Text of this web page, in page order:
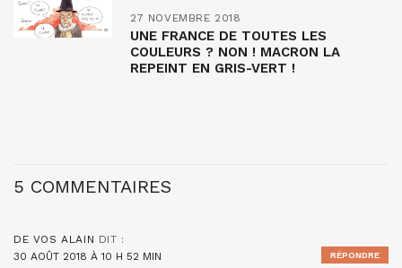
27 NOVEMBRE 2018
UNE FRANCE DE TOUTES LES
COULEURS ? NON ! MACRON LA
REPEINT EN GRIS-VERT !
5 COMMENTAIRES
DE VOS ALAIN DIT :
30 AOÛT 2018 À 10 H 52 MIN
RÉPONDRE